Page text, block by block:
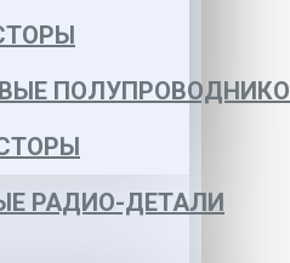
РАДИО-ДЕТАЛИ